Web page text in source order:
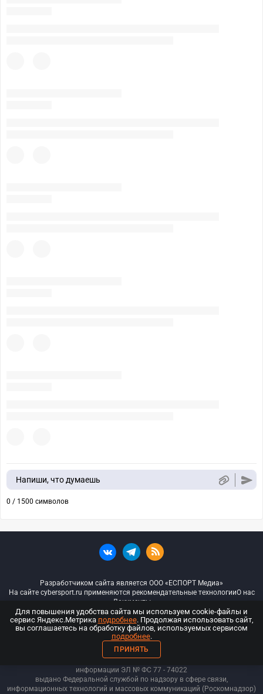
Напиши, что думаешь
0 / 1500 символов
Разработчиком сайта является ООО «ЕСПОРТ Медиа»
На сайте cybersport.ru применяются рекомендательные технологииО нас
Документы
© ООО «Киберспорт.ру» — Все права защищены
18+
ООО «Киберспорт.ру». Свидетельство о регистрации средств массовой
информации ЭЛ № ФС 77 - 74022
выдано Федеральной службой по надзору в сфере связи,
информационных технологий и массовых коммуникаций (Роскомнадзор)
Для повышения удобства сайта мы используем cookie-файлы и
сервис Яндекс.Метрика подробнее. Продолжая использовать сайт,
вы соглашаетесь на обработку файлов, используемых сервисом
подробнее.
ПРИНЯТЬ